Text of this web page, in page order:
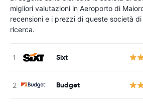
migliori valutazioni in Aeroporto di
recensioni e i prezzi di queste società
ricerca.
Sixt
Budget